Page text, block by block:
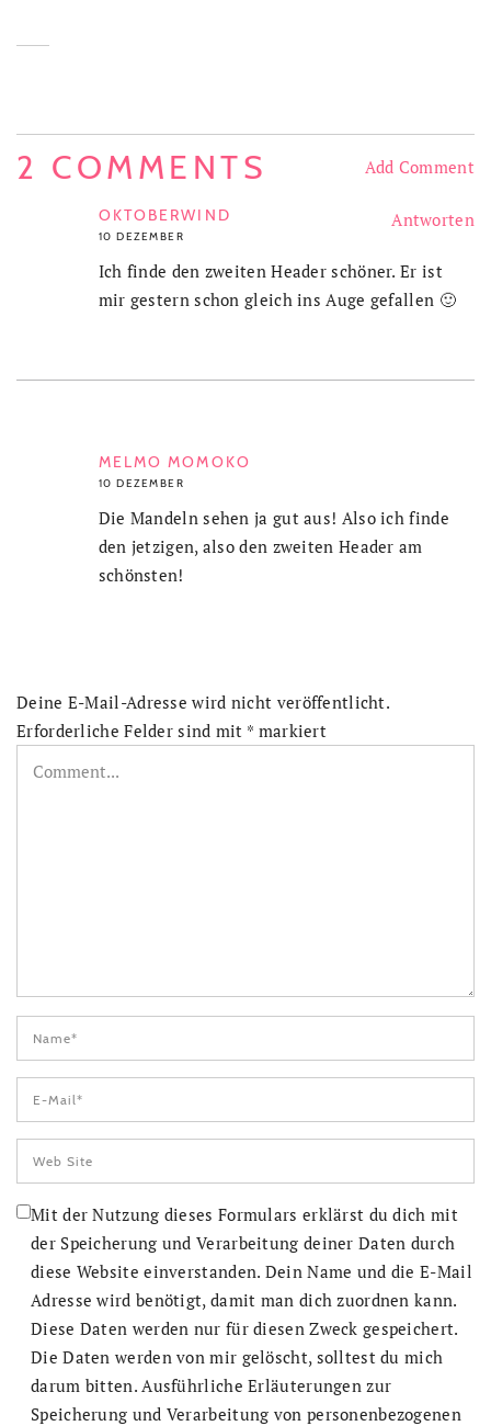
2 COMMENTS Add Comment
OKTOBERWIND
10 DEZEMBER
Ich finde den zweiten Header schöner. Er ist
mir gestern schon gleich ins Auge gefallen 🙂
MELMO MOMOKO
10 DEZEMBER
Antworten
Die Mandeln sehen ja gut aus! Also ich finde
den jetzigen, also den zweiten Header am
schönsten!
Deine E-Mail-Adresse wird nicht veröffentlicht.
Erforderliche Felder sind mit * markiert
Mit der Nutzung dieses Formulars erklärst du dich mit
der Speicherung und Verarbeitung deiner Daten durch
diese Website einverstanden. Dein Name und die E-Mail
Adresse wird benötigt, damit man dich zuordnen kann.
Diese Daten werden nur für diesen Zweck gespeichert.
Die Daten werden von mir gelöscht, solltest du mich
darum bitten. Ausführliche Erläuterungen zur
Speicherung und Verarbeitung von personenbezogenen